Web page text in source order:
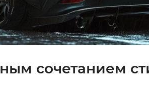
сочетанием